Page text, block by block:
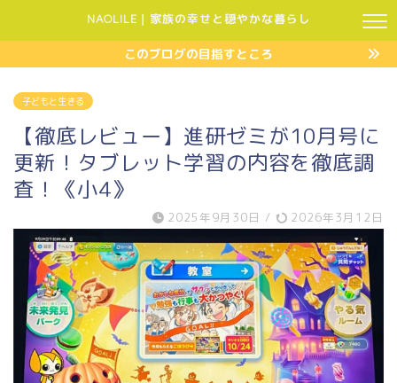
NAOLILE｜家族の幸せと穏やかな暮らし
このブログの目指すところ
子どもと生きる
【徹底レビュー】進研ゼミが10月号に
更新！タブレット学習の内容を徹底調
査！《小4》
2025年9月30日 / 2026年3月12日